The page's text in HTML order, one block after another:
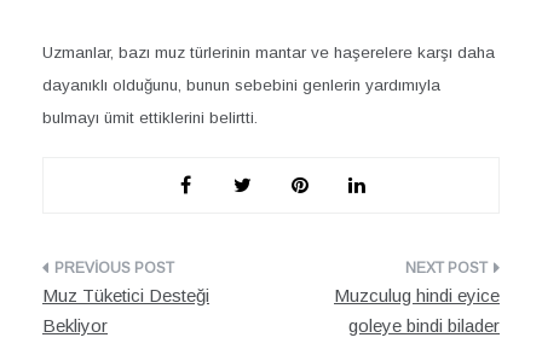
Uzmanlar, bazı muz türlerinin mantar ve haşerelere karşı daha
dayanıklı olduğunu, bunun sebebini genlerin yardımıyla
bulmayı ümit ettiklerini belirtti.
Yazı
dolaşımı
Muz Tüketici Desteği
Bekliyor
Muzculug hindi eyice
goleye bindi bilader